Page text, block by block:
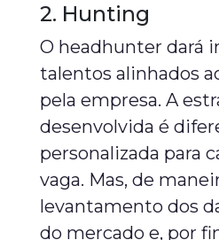
2. Hunting
O headhunter dará
talentos alinhados
pela empresa. A
desenvolvida é
personalizada para
vaga. Mas, de
levantamento dos
do mercado e, por